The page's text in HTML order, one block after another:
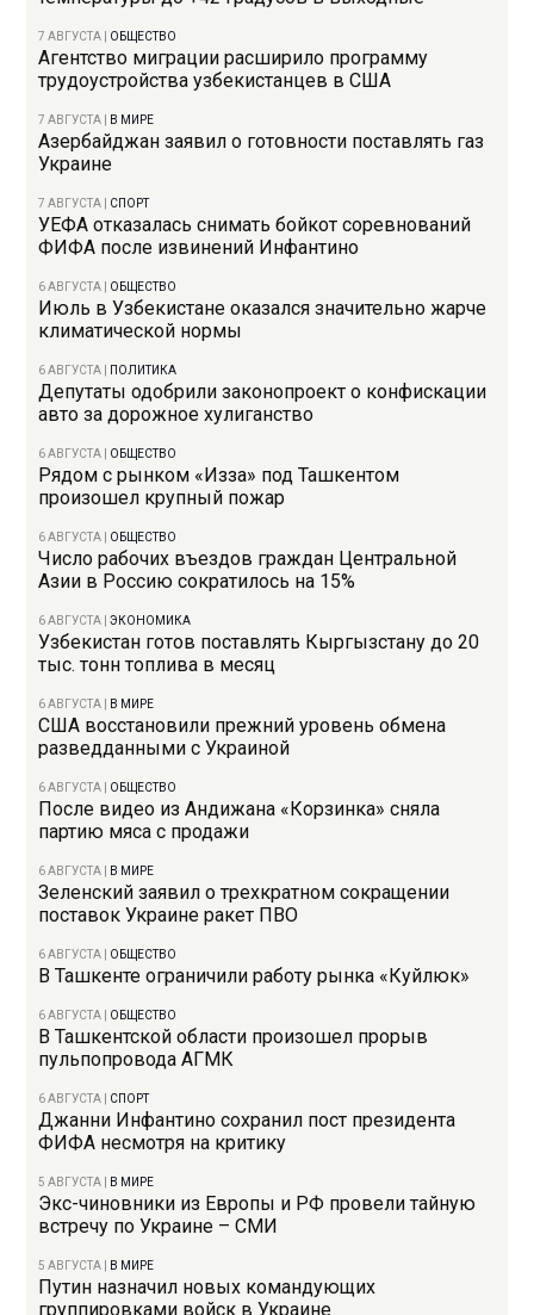
7 АВГУСТА ОБЩЕСТВО
Агентство миграции расширило программу
трудоустройства узбекистанцев в США
7 АВГУСТА В МИРЕ
Азербайджан заявил о готовности поставлять газ
Украине
7 АВГУСТА СПОРТ
УЕФА отказалась снимать бойкот соревнований
ФИФА после извинений Инфантино
6 АВГУСТА ОБЩЕСТВО
Июль в Узбекистане оказался значительно жарче
климатической нормы
6 АВГУСТА ПОЛИТИКА
Депутаты одобрили законопроект о конфискации
авто за дорожное хулиганство
6 АВГУСТА ОБЩЕСТВО
Рядом с рынком «Изза» под Ташкентом
произошел крупный пожар
6 АВГУСТА ОБЩЕСТВО
Число рабочих въездов граждан Центральной
Азии в Россию сократилось на 15%
6 АВГУСТА |ЭКОНОМИКА
Узбекистан готов поставлять Кыргызстану до 20
тыс. тонн топлива в месяц
6 АВГУСТА В МИРЕ
США восстановили прежний уровень обмена
разведданными с Украиной
6 АВГУСТА ОБЩЕСТВО
После видео из Андижана «Корзинка» сняла
партию мяса с продажи
6 АВГУСТА В МИРЕ
Зеленский заявил о трехкратном сокращении
поставок Украине ракет ПВО
6 АВГУСТА ОБЩЕСТВО
В Ташкенте ограничили работу рынка «Куйлюк»
6 АВГУСТА ОБЩЕСТВО
В Ташкентской области произошел прорыв
пульпопровода АГМК
6 АВГУСТА СПОРТ
Джанни Инфантино сохранил пост президента
ФИФА несмотря на критику
5 АВГУСТА В МИРЕ
Экс-чиновники из Европы и РФ провели тайную
встречу по Украине – СМИ
5 АВГУСТА В МИРЕ
Путин назначил новых командующих
группировками войск в Украине